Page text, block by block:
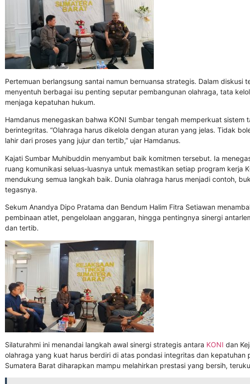
Pertemuan berlangsung santai namun bernuansa strategis. Dalam diskusi
menyentuh berbagai isu penting seputar pembangunan olahraga, tata
menjaga kepatuhan hukum.
Hamdanus menegaskan bahwa KONI Sumbar tengah memperkuat
berintegritas. “Olahraga harus dikelola dengan aturan yang jelas. Tidak
lahir dari proses yang jujur dan tertib,” ujar Hamdanus.
Kajati Sumbar Muhibuddin menyambut baik komitmen tersebut. Ia
ruang komunikasi seluas-luasnya untuk memastikan setiap program kerja
mendukung semua langkah baik. Dunia olahraga harus menjadi contoh,
tegasnya.
Sekum Anandya Dipo Pratama dan Bendum Halim Fitra Setiawan
pembinaan atlet, pengelolaan anggaran, hingga pentingnya sinergi
dan tertib.
Silaturahmi ini menandai langkah awal sinergi strategis antara KONI dan
olahraga yang kuat harus berdiri di atas pondasi integritas dan kepatuhan
Sumatera Barat diharapkan mampu melahirkan prestasi yang bersih,